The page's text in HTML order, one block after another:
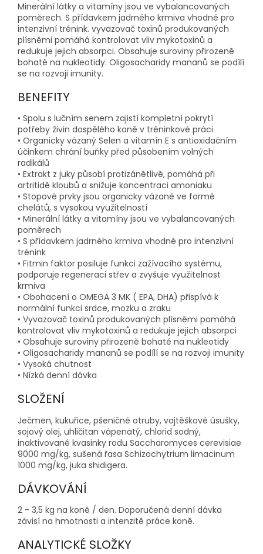
Minerální látky a vitamíny jsou ve vybalancovaných
poměrech. S přídavkem jadrného krmiva vhodné pro
intenzivní trénink. vyvazovač toxinů produkovaných
plísněmi pomáhá kontrolovat vliv mykotoxinů a
redukuje jejich absorpci. Obsahuje suroviny přirozeně
bohaté na nukleotidy. Oligosacharidy mananů se podílí
se na rozvoji imunity.
BENEFITY
• Spolu s lučním senem zajistí kompletní pokrytí
potřeby živin dospělého koně v tréninkové práci
• Organicky vázaný Selen a vitamín E s antioxidačním
účinkem chrání buňky před působením volných
radikálů
• Extrakt z juky působí protizánětlivě, pomáhá při
artritidě kloubů a snižuje koncentraci amoniaku
• Stopové prvky jsou organicky vázané ve formě
chelátů, s vysokou využitelností
• Minerální látky a vitamíny jsou ve vybalancovaných
poměrech
• S přídavkem jadrného krmiva vhodné pro intenzivní
trénink
• Fitmin faktor posiluje funkci zažívacího systému,
podporuje regeneraci střev a zvyšuje využitelnost
krmiva
• Obohacení o OMEGA 3 MK ( EPA, DHA) přispívá k
normální funkci srdce, mozku a zraku
• Vyvazovač toxinů produkovaných plísněmi pomáhá
kontrolovat vliv mykotoxinů a redukuje jejich absorpci
• Obsahuje suroviny přirozeně bohaté na nukleotidy
• Oligosacharidy mananů se podílí se na rozvoji imunity
• Vysoká chutnost
• Nízká denní dávka
SLOŽENÍ
Ječmen, kukuřice, pšeničné otruby, vojtěškové úsušky,
sojový olej, uhličitan vápenatý, chlorid sodný,
inaktivované kvasinky rodu Saccharomyces cerevisiae
9000 mg/kg, sušená řasa Schizochytrium limacinum
1000 mg/kg, juka shidigera.
DÁVKOVÁNÍ
2 - 3,5 kg na koně / den. Doporučená denní dávka
závisí na hmotnosti a intenzitě práce koně.
ANALYTICKÉ SLOŽKY